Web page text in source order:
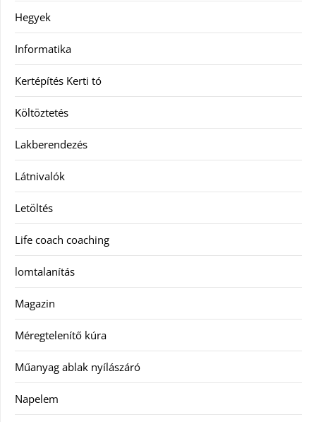
Hegyek
Informatika
Kertépítés Kerti tó
Költöztetés
Lakberendezés
Látnivalók
Letöltés
Life coach coaching
lomtalanítás
Magazin
Méregtelenítő kúra
Műanyag ablak nyílászáró
Napelem